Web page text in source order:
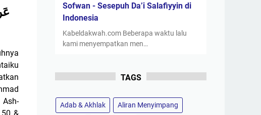
Sofwan - Sesepuh Da’i Salafiyyin di
Indonesia
Kabeldakwah.com Beberapa waktu lalu
kami menyempatkan men…
TAGS
Adab & Akhlak Aliran Menyimpang